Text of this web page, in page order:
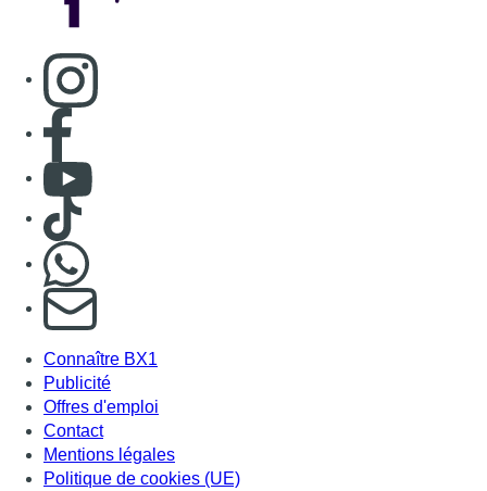
Consulter page Instagram
Consulter page Facebook
Consulter Youtube
Consulter TikTok
S'abonner à notre newsletter
Connaître BX1
Publicité
Offres d'emploi
Contact
Mentions légales
Politique de cookies (UE)